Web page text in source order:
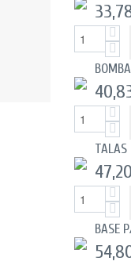
TALAS
BASE